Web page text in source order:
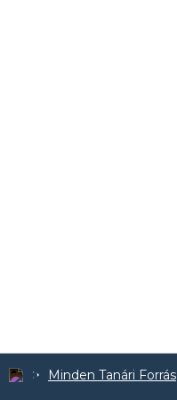
Minden Tanári Forrás